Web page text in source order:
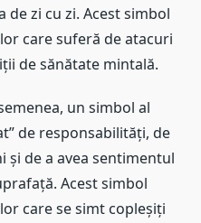
de zi cu zi. Acest simbol
care suferă de atacuri
de sănătate mintală.
un simbol al
de responsabilități, de
și de a avea sentimentul
Acest simbol
care se simt copleșiți